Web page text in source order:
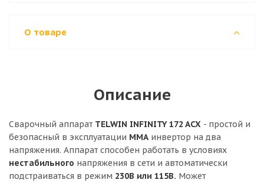
О товаре
Описание
Сварочный аппарат TELWIN INFINITY 172 ACX - простой и
безопасный в эксплуатации MMA инвертор на два
напряжения. Аппарат способен работать в условиях
нестабильного напряжения в сети и автоматически
подстраиваться в режим 230В или 115В. Может